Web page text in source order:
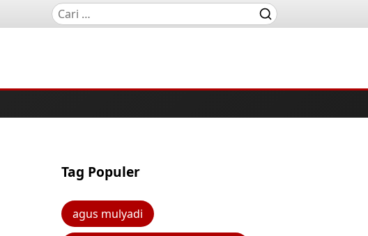
Tag Populer
agus mulyadi